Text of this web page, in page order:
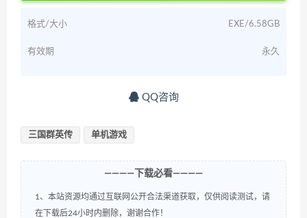
格式/大小 EXE/6.58GB
有效期 永久
QQ咨询
三国群英传 单机游戏
————下载必看————
1、本站资源均通过互联网公开合法渠道获取，仅供阅读测试，请
在下载后24小时内删除，谢谢合作！